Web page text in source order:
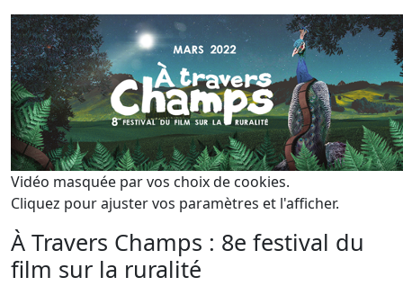
Vidéo masquée par vos choix de cookies.
Cliquez pour ajuster vos paramètres et l'afficher.
À Travers Champs : 8e festival du
film sur la ruralité